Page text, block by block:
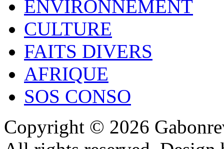
ENVIRONNEMENT
CULTURE
FAITS DIVERS
AFRIQUE
SOS CONSO
Copyright © 2026